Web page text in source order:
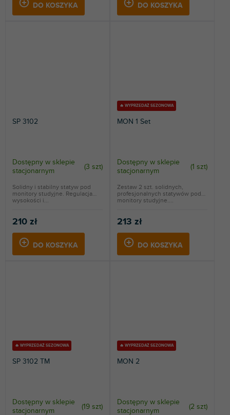
DO KOSZYKA DO KOSZYKA
SP 3102
Dostępny w sklepie
stacjonarnym
(3 szt)
210 zł
DO KOSZYKA
Solidny i stabilny statyw pod
monitory studyjne. Regulacja
wysokości i...
🔥 WYPRZEDAŻ SEZONOWA
MON 1 Set
Dostępny w sklepie
stacjonarnym
(1 szt)
213 zł
DO KOSZYKA
Zestaw 2 szt. solidnych,
profesjonalnych statywów pod
monitory studyjne....
🔥 WYPRZEDAŻ SEZONOWA
SP 3102 TM
Dostępny w sklepie
stacjonarnym
(19 szt)
🔥 WYPRZEDAŻ SEZONOWA
MON 2
Dostępny w sklepie
stacjonarnym
(2 szt)